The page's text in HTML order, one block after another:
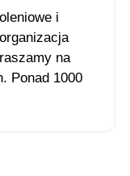
i
na
Ponad 1000